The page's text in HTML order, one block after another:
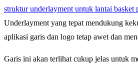
struktur underlayment untuk lantai basket
Underlayment yang tepat mendukung
aplikasi garis dan logo tetap awet dan
Garis ini akan terlihat cukup jelas untuk